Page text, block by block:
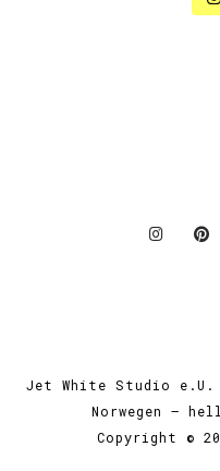
Jet White Studio
Norwegen —
Copyright ©